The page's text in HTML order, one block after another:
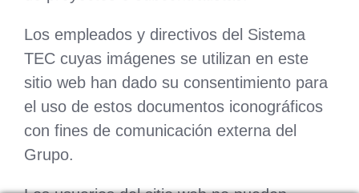
Los empleados y directivos del Sistema
TEC cuyas imágenes se utilizan en este
sitio web han dado su consentimiento para
el uso de estos documentos iconográficos
con fines de comunicación externa del
Grupo.